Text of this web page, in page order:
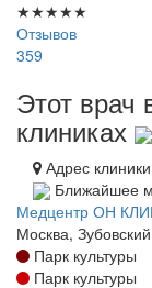
★★★★★
Отзывов
359
Этот врач
клиниках
Адрес клиники
Ближайшее
Медцентр ОН
Москва,
Парк культуры
Парк культуры